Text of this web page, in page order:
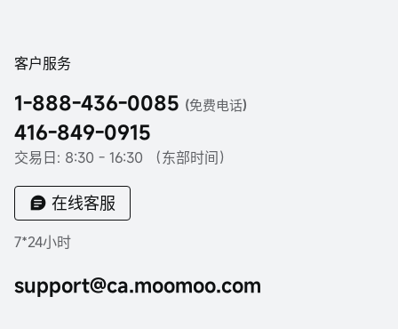
客户服务
1-888-436-0085 (免费电话)
416-849-0915
交易日: 8:30 - 16:30 （东部时间）
在线客服
7*24小时
support@ca.moomoo.com